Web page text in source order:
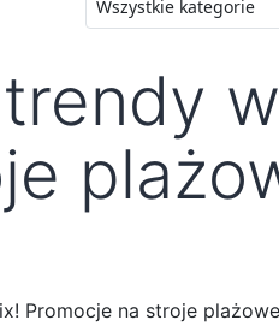
Promocje na stroje